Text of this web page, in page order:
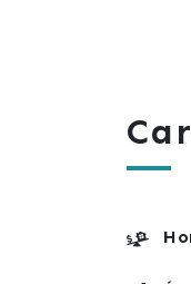
inclus
✅